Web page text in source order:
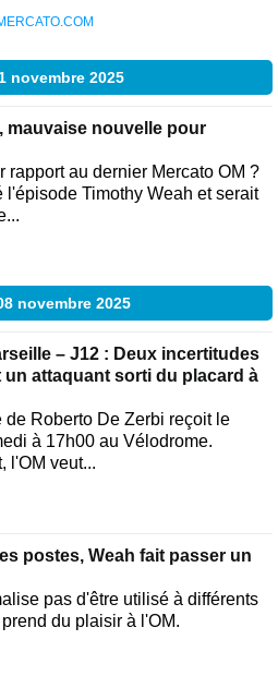
novembre 2025
mauvaise nouvelle pour
rapport au dernier Mercato OM ?
l'épisode Timothy Weah et serait
novembre 2025
– J12 : Deux incertitudes
un attaquant sorti du placard à
de Roberto De Zerbi reçoit le
à 17h00 au Vélodrome.
l'OM veut...
postes, Weah fait passer un
pas d'être utilisé à différents
du plaisir à l'OM.